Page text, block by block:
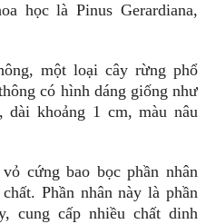
học là Pinus Gerardiana,
một loại cây rừng phổ
có hình dáng giống như
khoảng 1 cm, màu nâu
cứng bao bọc phần nhân
Phần nhân này là phần
cung cấp nhiều chất dinh